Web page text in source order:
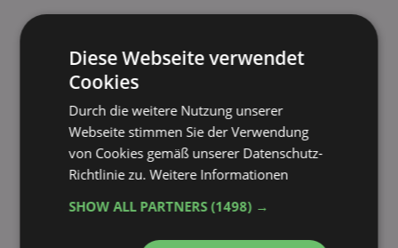
Diese Webseite verwendet
Cookies
Durch die weitere Nutzung unserer
Webseite stimmen Sie der Verwendung
von Cookies gemäß unserer Datenschutz-
Richtlinie zu.Weitere Informationen
SHOW ALL PARTNERS(1498) →